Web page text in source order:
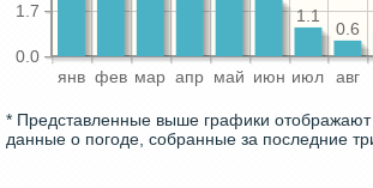
янв фев мар апр май июн июл авг
0.0
1.7
0.6
1.1
* Представленные выше графики
данные о погоде, собранные за последние